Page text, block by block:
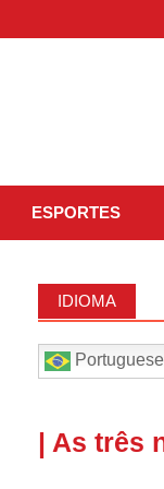
ESPORTES
IDIOMA
Portuguese
| As três